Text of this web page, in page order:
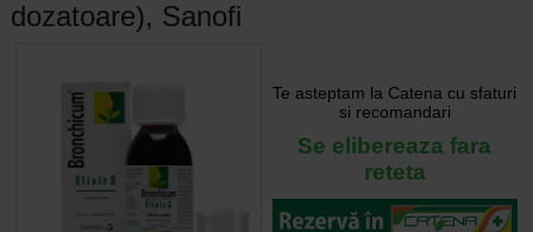
dozatoare), Sanofi
Te asteptam la Catena cu sfaturi
si recomandari
Se elibereaza fara
reteta